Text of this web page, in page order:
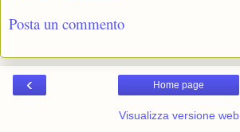
Posta un commento
‹ Home page
Visualizza versione web